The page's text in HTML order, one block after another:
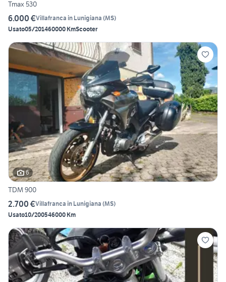
Tmax 530
6.000 €Villafranca in Lunigiana (MS)
Usato05/201460000 KmScooter
6
TDM 900
2.700 €Villafranca in Lunigiana (MS)
Usato10/200546000 Km